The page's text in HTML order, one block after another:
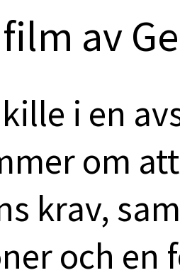
av
i en
om
krav,
och en